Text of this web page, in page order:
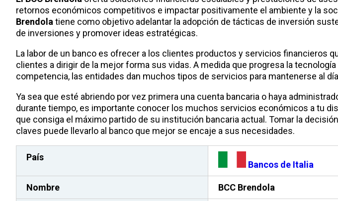
retornos económicos competitivos e impactar positivamente el ambiente y la
Brendola tiene como objetivo adelantar la adopción de tácticas de inversión
de inversiones y promover ideas estratégicas.
La labor de un banco es ofrecer a los clientes productos y servicios financieros
clientes a dirigir de la mejor forma sus vidas. A medida que progresa la
competencia, las entidades dan muchos tipos de servicios para mantenerse al
Ya sea que esté abriendo por vez primera una cuenta bancaria o haya
durante tiempo, es importante conocer los muchos servicios económicos a tu
que consiga el máximo partido de su institución bancaria actual. Tomar la
claves puede llevarlo al banco que mejor se encaje a sus necesidades.
País
Bancos de Italia
Nombre BCC Brendola